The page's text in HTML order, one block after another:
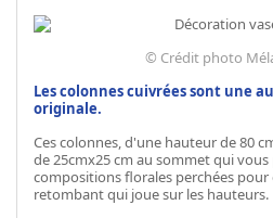
© Crédit photo
Lescolonnes cuivréessont une
originale.
Ces colonnes, d'une hauteur de 80
de 25cmx25 cm au sommet qui
compositions florales perchées
retombant qui joue sur les hauteurs.